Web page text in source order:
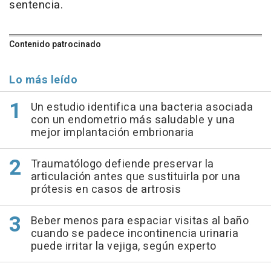
sentencia.
Contenido patrocinado
Lo más leído
Un estudio identifica una bacteria asociada
con un endometrio más saludable y una
mejor implantación embrionaria
Traumatólogo defiende preservar la
articulación antes que sustituirla por una
prótesis en casos de artrosis
Beber menos para espaciar visitas al baño
cuando se padece incontinencia urinaria
puede irritar la vejiga, según experto